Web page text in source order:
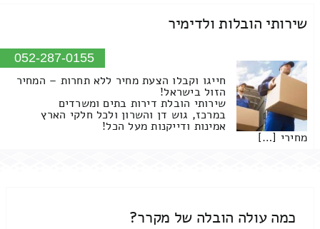
שירותי הובלות ולדימיר
052-287-0155
חייגו וקבלו הצעת מחיר ללא תחרות – המחיר
הזול בישראל!
שירותי הובלת דירות בתים ומשרדים
במרכז, גוש דן והשרון ולכל חלקי הארץ
אמינות ודייקנות מעל הכל!
מחירי […]
כמה עולה הובלה של מקרר?